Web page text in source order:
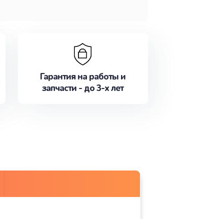
Гарантия на работы и
запчасти - до 3-х лет